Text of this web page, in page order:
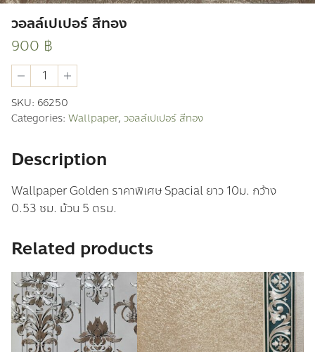
วอลล์เปเปอร์ สีทอง
900 ฿
วอ
ลล์
เปเปอร์
สี
ทอง
SKU: 66250
Categories: Wallpaper, วอลล์เปเปอร์ สีทอง
Description
Wallpaper Golden ราคาพิเศษ Spacial ยาว 10ม. กว้าง
0.53 ซม. ม้วน 5 ตรม.
Related products